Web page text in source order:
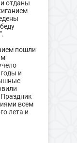
отданы
пошли
и
всем
лета и